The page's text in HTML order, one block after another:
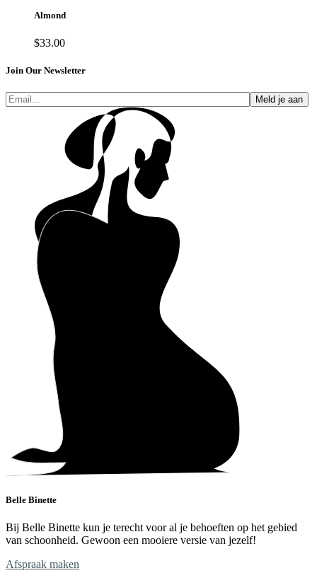
Almond
$33.00
Join Our Newsletter
Meld je aan
Belle Binette
Bij Belle Binette kun je terecht voor al je behoeften op het gebied
van schoonheid. Gewoon een mooiere versie van jezelf!
Afspraak maken